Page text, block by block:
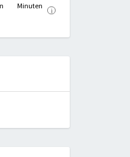
Minuten
i